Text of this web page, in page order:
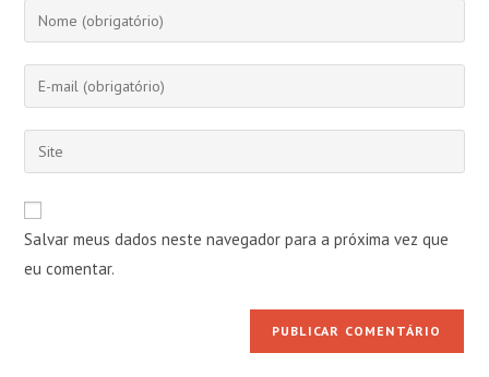
Digite
seu
nome
ou
de
usuário
para
comentar
Digite
seu
endereço
de
para
comentar
Digite
o
do
seu
site
Salvar meus dados neste navegador para a próxima vez que
eu comentar.